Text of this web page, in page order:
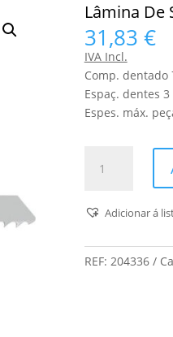
Lâmina De
31,83 €
IVA Incl.
Comp. dentado
Espaç. dentes
Espes. máx.
De
Tico-
Tico
Adicionar á
REF: 204336